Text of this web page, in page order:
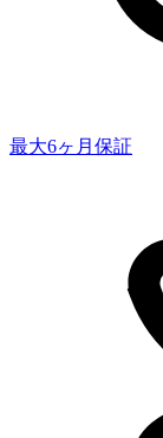
最大6ヶ月保証